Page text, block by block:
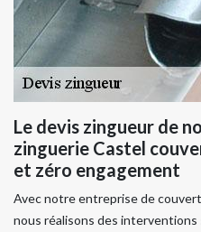
Le devis zingueur de
zinguerie Castel
et zéro engagement
Avec notre entreprise de
nous réalisons des